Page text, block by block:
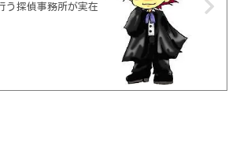
う探偵事務所が実在